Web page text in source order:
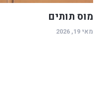
מוס תותים
מאי 19, 2026